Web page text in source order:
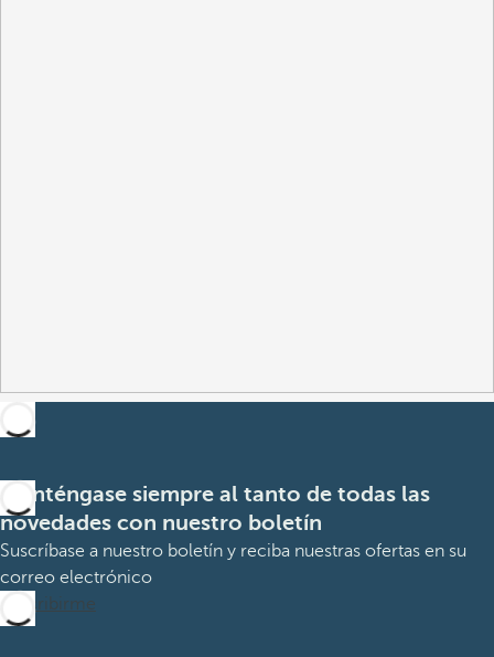
Manténgase siempre al tanto de todas las
novedades con nuestro boletín
Suscríbase a nuestro boletín y reciba nuestras ofertas en su
correo electrónico
Suscribirme